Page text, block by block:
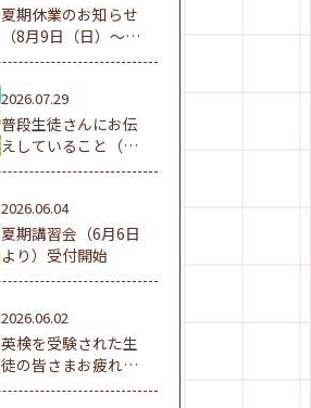
夏期休業のお知らせ
（8月9日（日）～16
日（日））
2026.07.29
普段生徒さんにお伝
えしていること（夏
休み編①）
2026.06.04
夏期講習会（6月6日
より）受付開始
2026.06.02
英検を受験された生
徒の皆さまお疲れ様
でした！